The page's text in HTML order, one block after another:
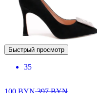
Быстрый просмотр
35
100 BYN397BYN